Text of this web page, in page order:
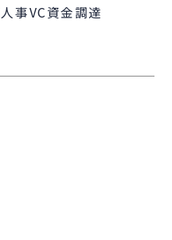
人事VC資金調達